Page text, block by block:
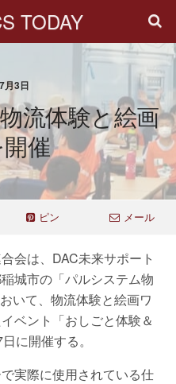
TODAY
月3日
流体験と絵画
催
ピン メール
会は、DAC未来サポート
城市の「パルシステム物
いて、物流体験と絵画ワ
ベント「おしごと体験＆
に開催する。
実際に使用されている仕